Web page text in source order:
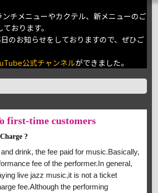
ンチメニューやカクテル、新メニューのご
おります。
のお知らせをしておりますので、ぜひご
公式チャンネルができました。
first-time customers
?
drink, the fee paid for music.Basically,
fee of the performer.In general,
live jazz music,it is not a ticket
fee.Although the performing